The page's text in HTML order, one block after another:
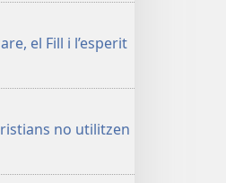
el Fill i l’esperit
no utilitzen